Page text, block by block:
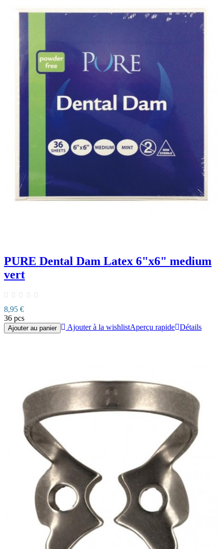
PURE Dental Dam Latex 6"x6" medium
vert
8,95 €
36 pcs
Ajouter au panier Ajouter à la wishlistAperçu rapide Détails